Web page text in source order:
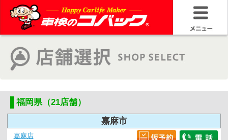
福岡県（21店舗）
嘉麻市
嘉麻店